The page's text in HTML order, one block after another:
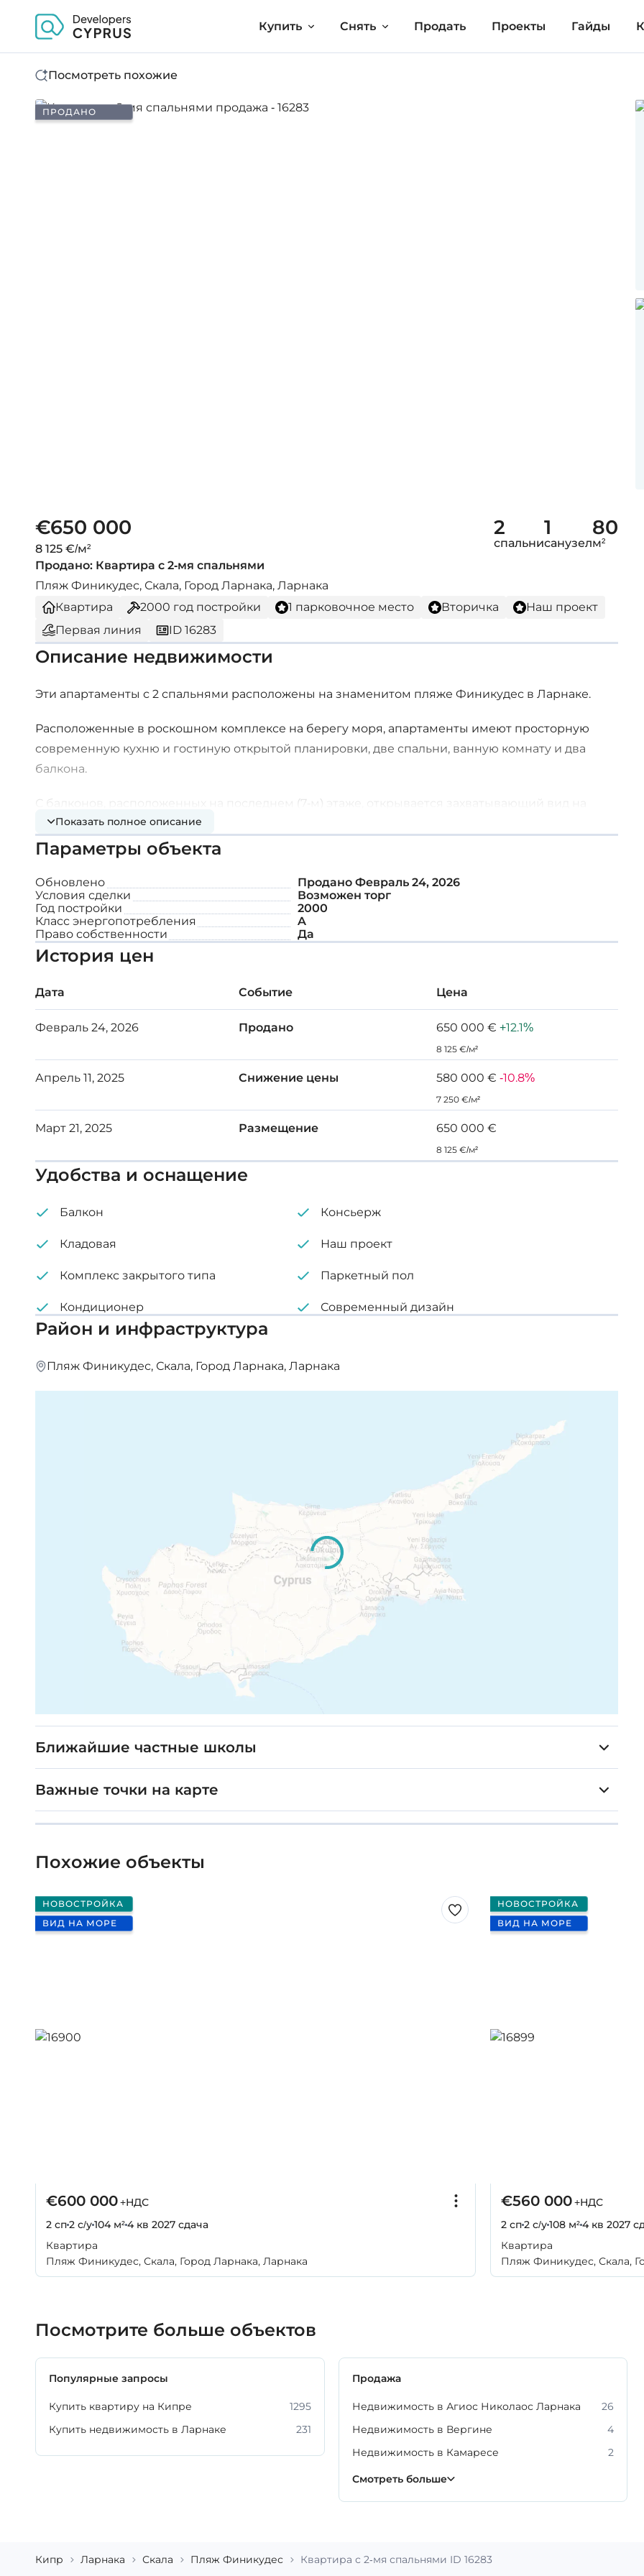
Купить Снять Продать Проекты Гайды
Посмотреть похожие
ПРОДАНО
€650 000
8 125 €/м²
2
спальни
1
санузел
80
м²
Продано: Квартира с 2-мя спальнями
Пляж Финикудес, Скала, Город Ларнака, Ларнака
Квартира
2000 год постройки 1 парковочное место Вторичка
Наш проект
Первая линия
ID 16283
Описание недвижимости
Эти апартаменты с 2 спальнями расположены на знаменитом пляже Финикудес в Ларнаке.
Расположенные в роскошном комплексе на берегу моря, апартаменты имеют просторную
современную кухню и гостиную открытой планировки, две спальни, ванную комнату и два
балкона.
С балконов, расположенных на последнем (7-м) этаже, открывается захватывающий вид на
Средиземное море.
Удобно расположенная рядом со школами, банками, ресторанами и магазинами, эта квартира
представляет собой редкую возможность окунуться в спокойный прибрежный образ жизни.
Наслаждайтесь солнцем, свежим морским бризом и теплым гостеприимством местных
жителей.
Дополнительные характеристики:
кондиционеры во всех помещениях
Меблированная
Пентхаус
Солнечные водонагреватели
Показать полное описание
Параметры объекта
Обновлено ПроданоФевраль 24, 2026
Условия сделки
Возможен торг
Год постройки
2000
Класс энергопотребления
A
Право собственности
Да
История цен
Дата Событие Цена
Февраль 24, 2026 Продано 650 000 € +12.1%
8 125 €/м²
Апрель 11, 2025 Снижение цены 580 000 € -10.8%
7 250 €/м²
Март 21, 2025 Размещение 650 000 €
8 125 €/м²
Удобства и оснащение
Балкон
Кладовая
Комплекс закрытого типа
Кондиционер
Консьерж
Наш проект
Паркетный пол
Современный дизайн
Район и инфраструктура
Пляж Финикудес, Скала, Город Ларнака, Ларнака
Ближайшие частные школы
Важные точки на карте
Похожие объекты
НОВОСТРОЙКА
ВИД НА МОРЕ
€600 000+НДС
2 сп2 с/у104 м²4 кв 2027 сдача
Квартира
Пляж Финикудес, Скала, Город Ларнака, Ларнака
НОВОСТРОЙКА
ВИД НА МОРЕ
€560 000+НДС
2 сп2 с/у108 м²4 кв 2027
Квартира
Пляж Финикудес, Скала,
Посмотрите больше объектов
Популярные запросы
Купить квартиру на Кипре
1295
Купить недвижимость в Ларнаке
231
Продажа
Недвижимость в Агиос Николаос Ларнака
26
Недвижимость в Вергине
4
Недвижимость в Камаресе
2
Недвижимость в Маккензи
Недвижимость в Скале
Недвижимость в Сотиросе
Недвижимость в Фанероменисе
Недвижимость в Хрисополитиссе
Недвижимость около пляжа Финикудес
Смотреть больше
Кипр Ларнака Скала Пляж Финикудес Квартира с 2-мя спальнями ID 16283